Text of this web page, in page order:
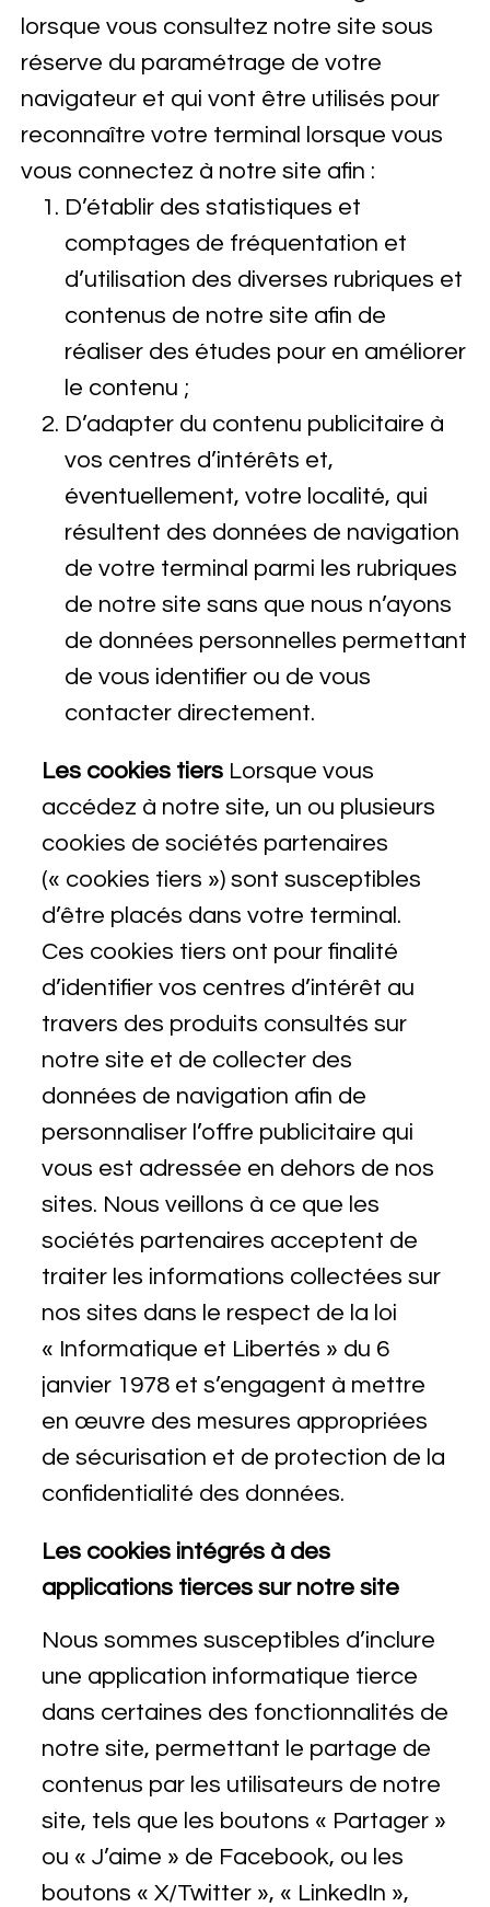
lorsque vous consultez notre site sous
réserve du paramétrage de votre
navigateur et qui vont être utilisés pour
reconnaître votre terminal lorsque vous
vous connectez à notre site afin :
D’établir des statistiques et
comptages de fréquentation et
d’utilisation des diverses rubriques et
contenus de notre site afin de
réaliser des études pour en améliorer
le contenu ;
D’adapter du contenu publicitaire à
vos centres d’intérêts et,
éventuellement, votre localité, qui
résultent des données de navigation
de votre terminal parmi les rubriques
de notre site sans que nous n’ayons
de données personnelles permettant
de vous identifier ou de vous
contacter directement.
Les cookies tiers Lorsque vous
accédez à notre site, un ou plusieurs
cookies de sociétés partenaires
(« cookies tiers ») sont susceptibles
d’être placés dans votre terminal.
Ces cookies tiers ont pour finalité
d’identifier vos centres d’intérêt au
travers des produits consultés sur
notre site et de collecter des
données de navigation afin de
personnaliser l’offre publicitaire qui
vous est adressée en dehors de nos
sites. Nous veillons à ce que les
sociétés partenaires acceptent de
traiter les informations collectées sur
nos sites dans le respect de la loi
« Informatique et Libertés » du 6
janvier 1978 et s’engagent à mettre
en œuvre des mesures appropriées
de sécurisation et de protection de la
confidentialité des données.
Les cookies intégrés à des
applications tierces sur notre site
Nous sommes susceptibles d’inclure
une application informatique tierce
dans certaines des fonctionnalités de
notre site, permettant le partage de
contenus par les utilisateurs de notre
site, tels que les boutons « Partager »
ou « J’aime » de Facebook, ou les
boutons « X/Twitter », « LinkedIn »,